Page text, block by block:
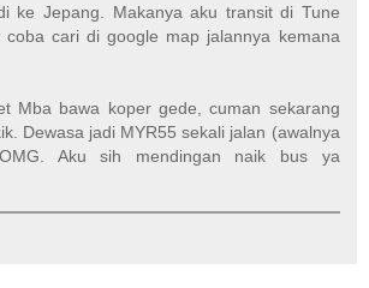
ke Jepang. Makanya aku transit di Tune
coba cari di google map jalannya kemana
Mba bawa koper gede, cuman sekarang
Dewasa jadi MYR55 sekali jalan (awalnya
Aku sih mendingan naik bus ya